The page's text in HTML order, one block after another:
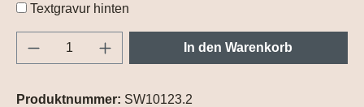
Textgravur hinten
Produkt Anzahl: Gib den gewünschten
In den Warenkorb
Produktnummer: SW10123.2